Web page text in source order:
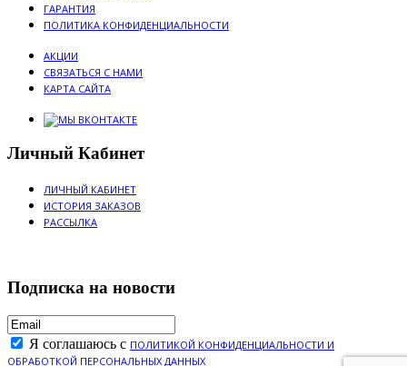
ГАРАНТИЯ
ПОЛИТИКА КОНФИДЕНЦИАЛЬНОСТИ
АКЦИИ
СВЯЗАТЬСЯ С НАМИ
КАРТА САЙТА
Личный Кабинет
ЛИЧНЫЙ КАБИНЕТ
ИСТОРИЯ ЗАКАЗОВ
РАССЫЛКА
Подписка на новости
Я соглашаюсь с ПОЛИТИКОЙ КОНФИДЕНЦИАЛЬНОСТИ И
ОБРАБОТКОЙ ПЕРСОНАЛЬНЫХ ДАННЫХ